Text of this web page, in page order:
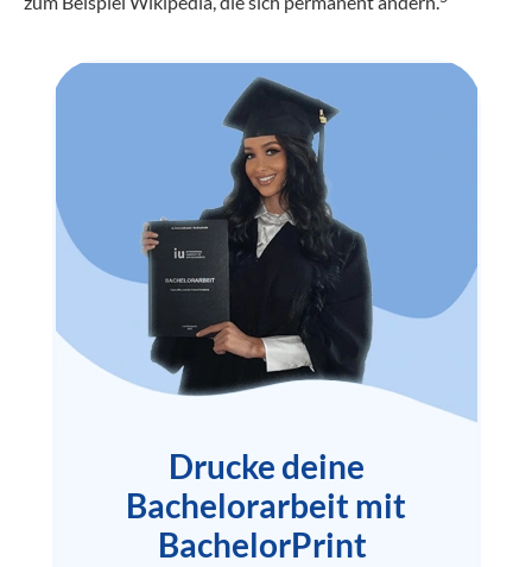
Drucke deine
Bachelorarbeit mit
BachelorPrint